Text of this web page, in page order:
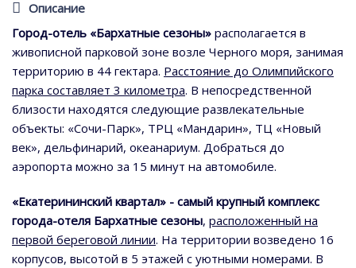
Описание
Город-отель «Бархатные сезоны» располагается в
живописной парковой зоне возле Черного моря, занимая
территорию в 44 гектара. Расстояние до Олимпийского
парка составляет 3 километра. В непосредственной
близости находятся следующие развлекательные
объекты: «Сочи-Парк», ТРЦ «Мандарин», ТЦ «Новый
век», дельфинарий, океанариум. Добраться до
аэропорта можно за 15 минут на автомобиле.
«Екатерининский квартал» - самый крупный комплекс
города-отеля Бархатные сезоны, расположенный на
первой береговой линии. На территории возведено 16
корпусов, высотой в 5 этажей с уютными номерами. В